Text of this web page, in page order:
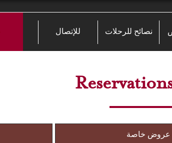
نصائح للرحلات للإتصال
عروض خاصة